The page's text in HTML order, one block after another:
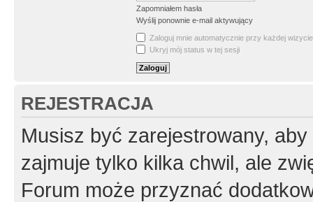
Zapomniałem hasła
Wyślij ponownie e-mail aktywujący
Zaloguj mnie automatycznie przy każdej wizycie
Ukryj mój status w tej sesji
REJESTRACJA
Musisz być zarejestrowany,
zajmuje tylko kilka chwil, ale
Forum może przyznać